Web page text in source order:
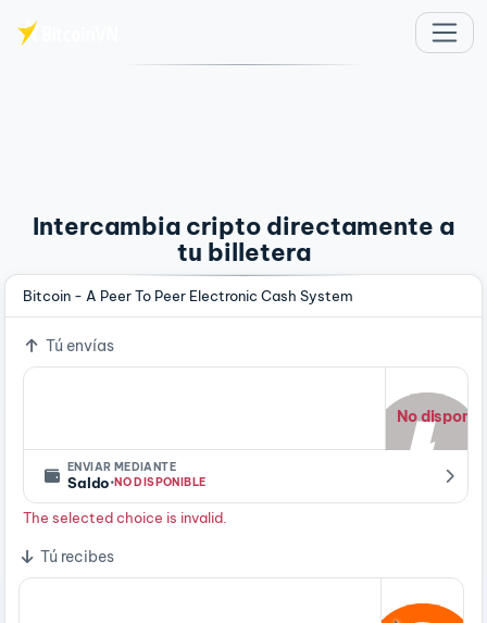
Intercambia cripto directamente a
tu billetera
Bitcoin - A Peer To Peer Electronic Cash System
Tú envías
No
ENVIAR MEDIANTE
Saldo·NO DISPONIBLE
The selected choice is invalid.
Tú recibes